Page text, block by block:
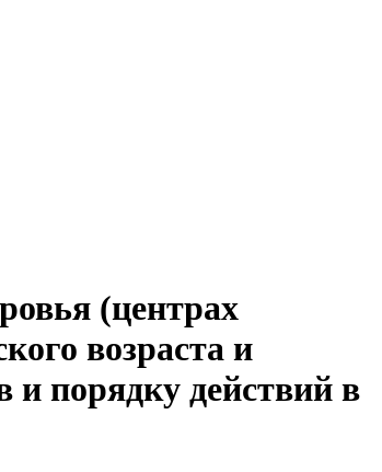
(центрах
возраста и
и порядку действий в